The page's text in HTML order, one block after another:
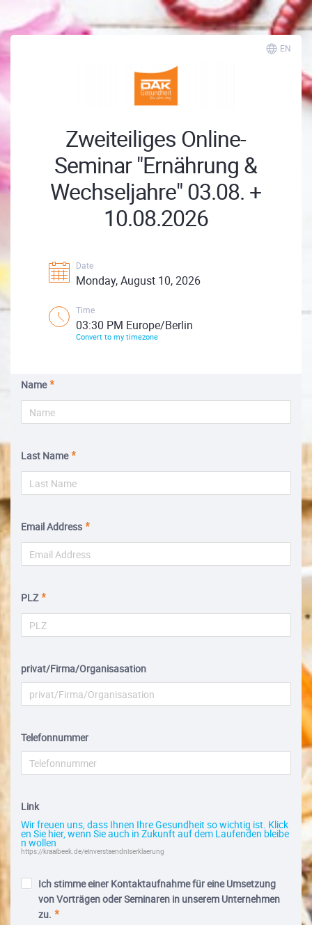
EN
Zweiteiliges Online-
Seminar "Ernährung &
Wechseljahre" 03.08. +
10.08.2026
Date
Monday, August 10, 2026
Time
03:30 PM Europe/Berlin
Convert to my timezone
Name
Last Name
Email Address
PLZ
privat/Firma/Organisasation
Telefonnummer
Link
Wir freuen uns, dass Ihnen Ihre Gesundheit so wichtig ist. Klick
en Sie hier, wenn Sie auch in Zukunft auf dem Laufenden bleibe
n wollen
https://kraaibeek.de/einverstaendniserklaerung
Ich stimme einer Kontaktaufnahme für eine Umsetzung
von Vorträgen oder Seminaren in unserem Unternehmen
zu.